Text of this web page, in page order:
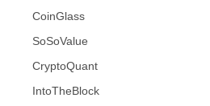
CoinGlass
SoSoValue
CryptoQuant
IntoTheBlock